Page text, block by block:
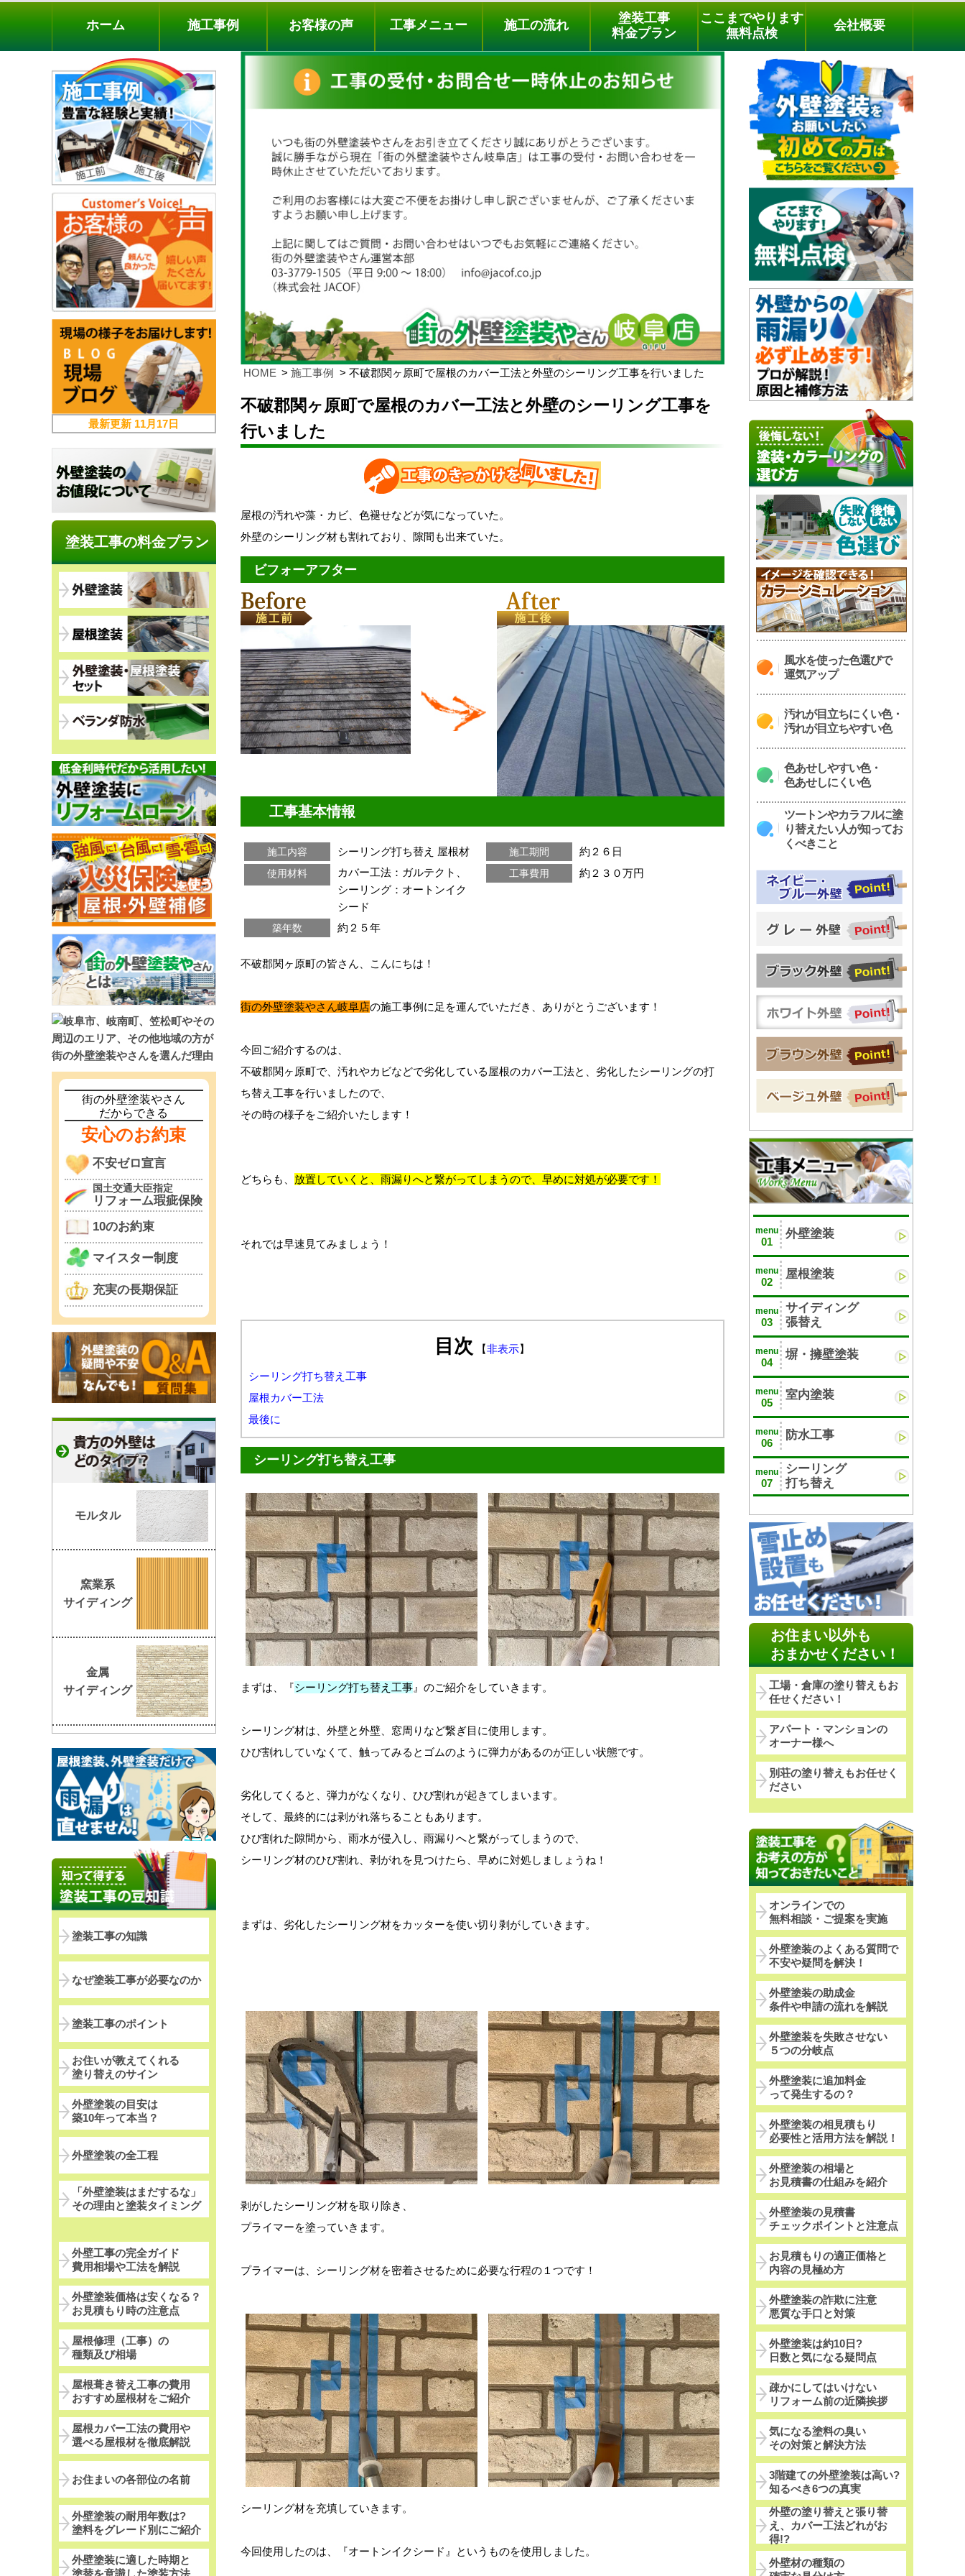
料金プラン 無料点検
電話でのご相談
[9時～18時まで受付中]
phone03-3779-1505
ホーム 施工事例 お客様の声 工事メニュー 施工の流れ
塗装工事
料金プラン
ここまでやります
無料点検
会社概要
HOME 施工事例 不破郡関ヶ原町で屋根のカバー工法と外壁のシーリング工事を行いました
不破郡関ヶ原町で屋根のカバー工法と外壁のシーリング工事を
行いました
屋根の汚れや藻・カビ、色褪せなどが気になっていた。
外壁のシーリング材も割れており、隙間も出来ていた。
ビフォーアフター
工事基本情報
施工内容 シーリング打ち替え 屋根材
使用材料
カバー工法：ガルテクト、
シーリング：オートンイク
シード
築年数 約２５年
施工期間 約２６日
工事費用 約２３０万円
不破郡関ヶ原町の皆さん、こんにちは！
街の外壁塗装やさん岐阜店の施工事例に足を運んでいただき、ありがとうございます！
今回ご紹介するのは、
不破郡関ヶ原町で、汚れやカビなどで劣化している屋根のカバー工法と、劣化したシーリングの打
ち替え工事を行いましたので、
その時の様子をご紹介いたします！
どちらも、 放置していくと、雨漏りへと繋がってしまうので、早めに対処が必要です！
それでは早速見てみましょう！
目次 【非表示】
シーリング打ち替え工事
屋根カバー工法
最後に
シーリング打ち替え工事
まずは、『シーリング打ち替え工事』のご紹介をしていきます。
シーリング材は、外壁と外壁、窓周りなど繋ぎ目に使用します。
ひび割れしていなくて、触ってみるとゴムのように弾力があるのが正しい状態です。
劣化してくると、弾力がなくなり、ひび割れが起きてしまいます。
そして、最終的には剥がれ落ちることもあります。
ひび割れた隙間から、雨水が侵入し、雨漏りへと繋がってしまうので、
シーリング材のひび割れ、剥がれを見つけたら、早めに対処しましょうね！
まずは、劣化したシーリング材をカッターを使い切り剥がしていきます。
剥がしたシーリング材を取り除き、
プライマーを塗っていきます。
プライマーは、シーリング材を密着させるために必要な行程の１つです！
シーリング材を充填していきます。
今回使用したのは、『オートンイクシード』というものを使用しました。
風水を使った色選びで
運気アップ
汚れが目立ちにくい色・
汚れが目立ちやすい色
色あせしやすい色・
色あせしにくい色
ツートンやカラフルに塗
り替えたい人が知ってお
くべきこと
menu
01
外壁塗装
menu
02
屋根塗装
menu
03
サイディング
張替え
menu
04
塀・擁壁塗装
menu
05
室内塗装
menu
06
防水工事
menu
07
シーリング
打ち替え
お住まい以外も
おまかせください！
工場・倉庫の塗り替えもお
任せください！
アパート・マンションの
オーナー様へ
別荘の塗り替えもお任せく
ださい
オンラインでの
無料相談・ご提案を実施
外壁塗装のよくある質問で
不安や疑問を解決！
外壁塗装の助成金
条件や申請の流れを解説
外壁塗装を失敗させない
５つの分岐点
外壁塗装に追加料金
って発生するの？
外壁塗装の相見積もり
必要性と活用方法を解説！
外壁塗装の相場と
お見積書の仕組みを紹介
外壁塗装の見積書
チェックポイントと注意点
お見積もりの適正価格と
内容の見極め方
外壁塗装の詐欺に注意
悪質な手口と対策
外壁塗装は約10日?
日数と気になる疑問点
疎かにしてはいけない
リフォーム前の近隣挨拶
気になる塗料の臭い
その対策と解決方法
3階建ての外壁塗装は高い?
知るべき6つの真実
外壁の塗り替えと張り替
え、カバー工法どれがお
得!?
外壁材の種類の
最新更新 11月17日
塗装工事の料金プラン
街の外壁塗装やさん
だからできる
安心のお約束
不安ゼロ宣言
国土交通大臣指定
リフォーム瑕疵保険
10のお約束
マイスター制度
充実の長期保証
モルタル
窯業系
サイディング
金属
サイディング
塗装工事の知識
なぜ塗装工事が必要なのか
塗装工事のポイント
お住いが教えてくれる
塗り替えのサイン
外壁塗装の目安は
築10年って本当？
外壁塗装の全工程
「外壁塗装はまだするな」
その理由と塗装タイミング
外壁工事の完全ガイド
費用相場や工法を解説
外壁塗装価格は安くなる？
お見積もり時の注意点
屋根修理（工事）の
種類及び相場
屋根葺き替え工事の費用
おすすめ屋根材をご紹介
屋根カバー工法の費用や
選べる屋根材を徹底解説
お住まいの各部位の名前
外壁塗装の耐用年数は?
塗料をグレード別にご紹介
外壁塗装に適した時期と